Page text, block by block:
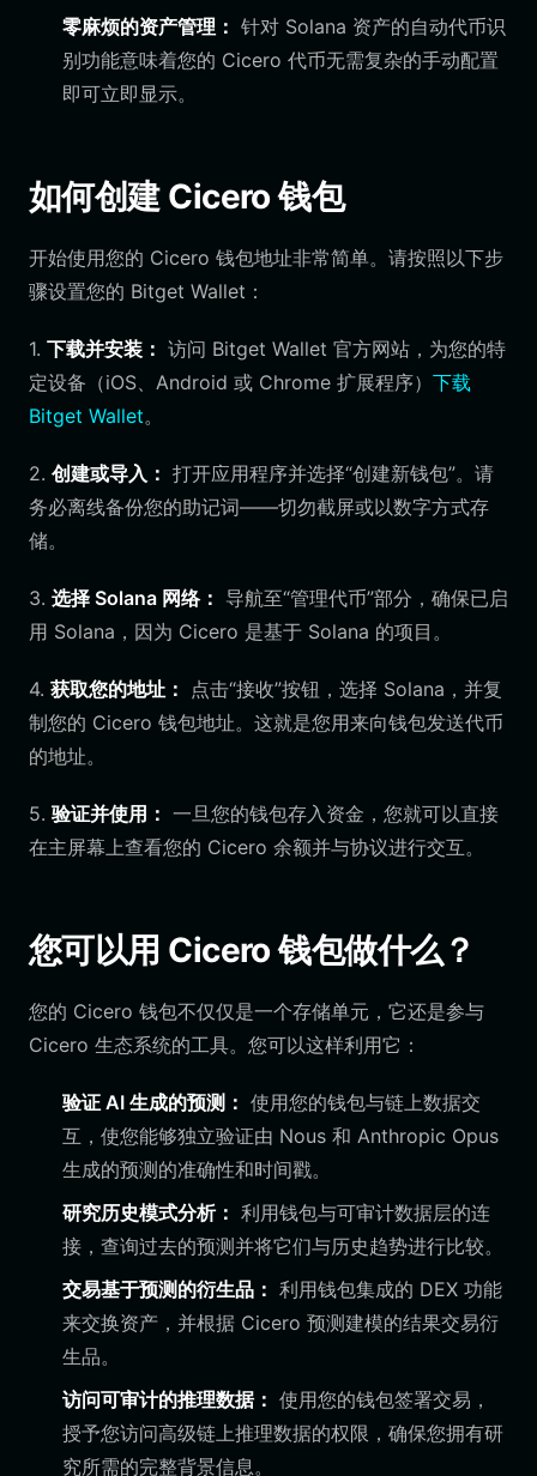
零麻烦的资产管理： 针对 Solana 资产的自动代币识
别功能意味着您的 Cicero 代币无需复杂的手动配置
即可立即显示。
如何创建 Cicero 钱包
开始使用您的 Cicero 钱包地址非常简单。请按照以下步
骤设置您的 Bitget Wallet：
1. 下载并安装： 访问 Bitget Wallet 官方网站，为您的特
定设备（iOS、Android 或 Chrome 扩展程序） 下载
Bitget Wallet。
2. 创建或导入： 打开应用程序并选择“创建新钱包”。请
务必离线备份您的助记词——切勿截屏或以数字方式存
储。
3. 选择 Solana 网络： 导航至“管理代币”部分，确保已启
用 Solana，因为 Cicero 是基于 Solana 的项目。
4. 获取您的地址：
点击“接收”按钮，选择 Solana，并复
制您的 Cicero 钱包地址。这就是您用来向钱包发送代币
的地址。
5. 验证并使用： 一旦您的钱包存入资金，您就可以直接
在主屏幕上查看您的 Cicero 余额并与协议进行交互。
您可以用 Cicero 钱包做什么？
您的 Cicero 钱包不仅仅是一个存储单元，它还是参与
Cicero 生态系统的工具。您可以这样利用它：
验证 AI 生成的预测： 使用您的钱包与链上数据交
互，使您能够独立验证由 Nous 和 Anthropic Opus
生成的预测的准确性和时间戳。
研究历史模式分析： 利用钱包与可审计数据层的连
接，查询过去的预测并将它们与历史趋势进行比较。
交易基于预测的衍生品： 利用钱包集成的 DEX 功能
来交换资产，并根据 Cicero 预测建模的结果交易衍
生品。
访问可审计的推理数据： 使用您的钱包签署交易，
授予您访问高级链上推理数据的权限，确保您拥有研
究所需的完整背景信息。